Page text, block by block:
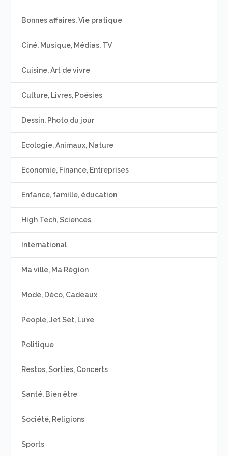
Bonnes affaires, Vie pratique
Ciné, Musique, Médias, TV
Cuisine, Art de vivre
Culture, Livres, Poésies
Dessin, Photo du jour
Ecologie, Animaux, Nature
Economie, Finance, Entreprises
Enfance, famille, éducation
High Tech, Sciences
International
Ma ville, Ma Région
Mode, Déco, Cadeaux
People, Jet Set, Luxe
Politique
Restos, Sorties, Concerts
Santé, Bien être
Société, Religions
Sports